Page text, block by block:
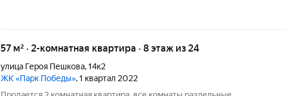
57 м² · 2-комнатная квартира · 8 этаж из 24
улица Героя Пешкова,14к2
ЖК «Парк Победы», 1 квартал 2022